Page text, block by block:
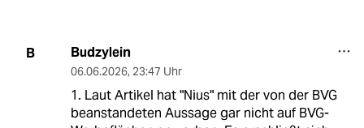
B Budzylein
06.06.2026, 23:47 Uhr
1. Laut Artikel hat "Nius" mit der von der BVG
beanstandeten Aussage gar nicht auf BVG-